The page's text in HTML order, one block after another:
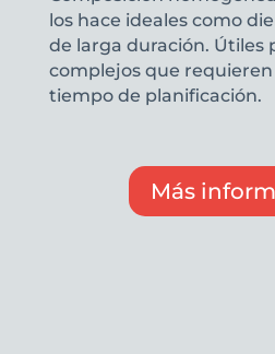
los hace ideales como
de larga duración. Útiles
complejos que
tiempo de planificación.
Más